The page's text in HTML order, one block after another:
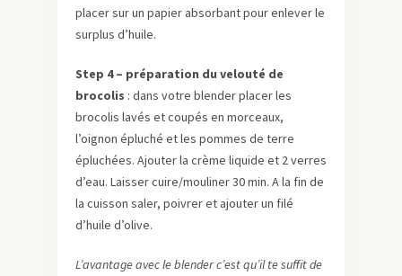
placer sur un papier absorbant pour enlever le
surplus d’huile.
Step 4 – préparation du velouté de
brocolis : dans votre blender placer les
brocolis lavés et coupés en morceaux,
l’oignon épluché et les pommes de terre
épluchées. Ajouter la crème liquide et 2 verres
d’eau. Laisser cuire/mouliner 30 min. A la fin de
la cuisson saler, poivrer et ajouter un filé
d’huile d’olive.
L’avantage avec le blender c’est qu’il te suffit de